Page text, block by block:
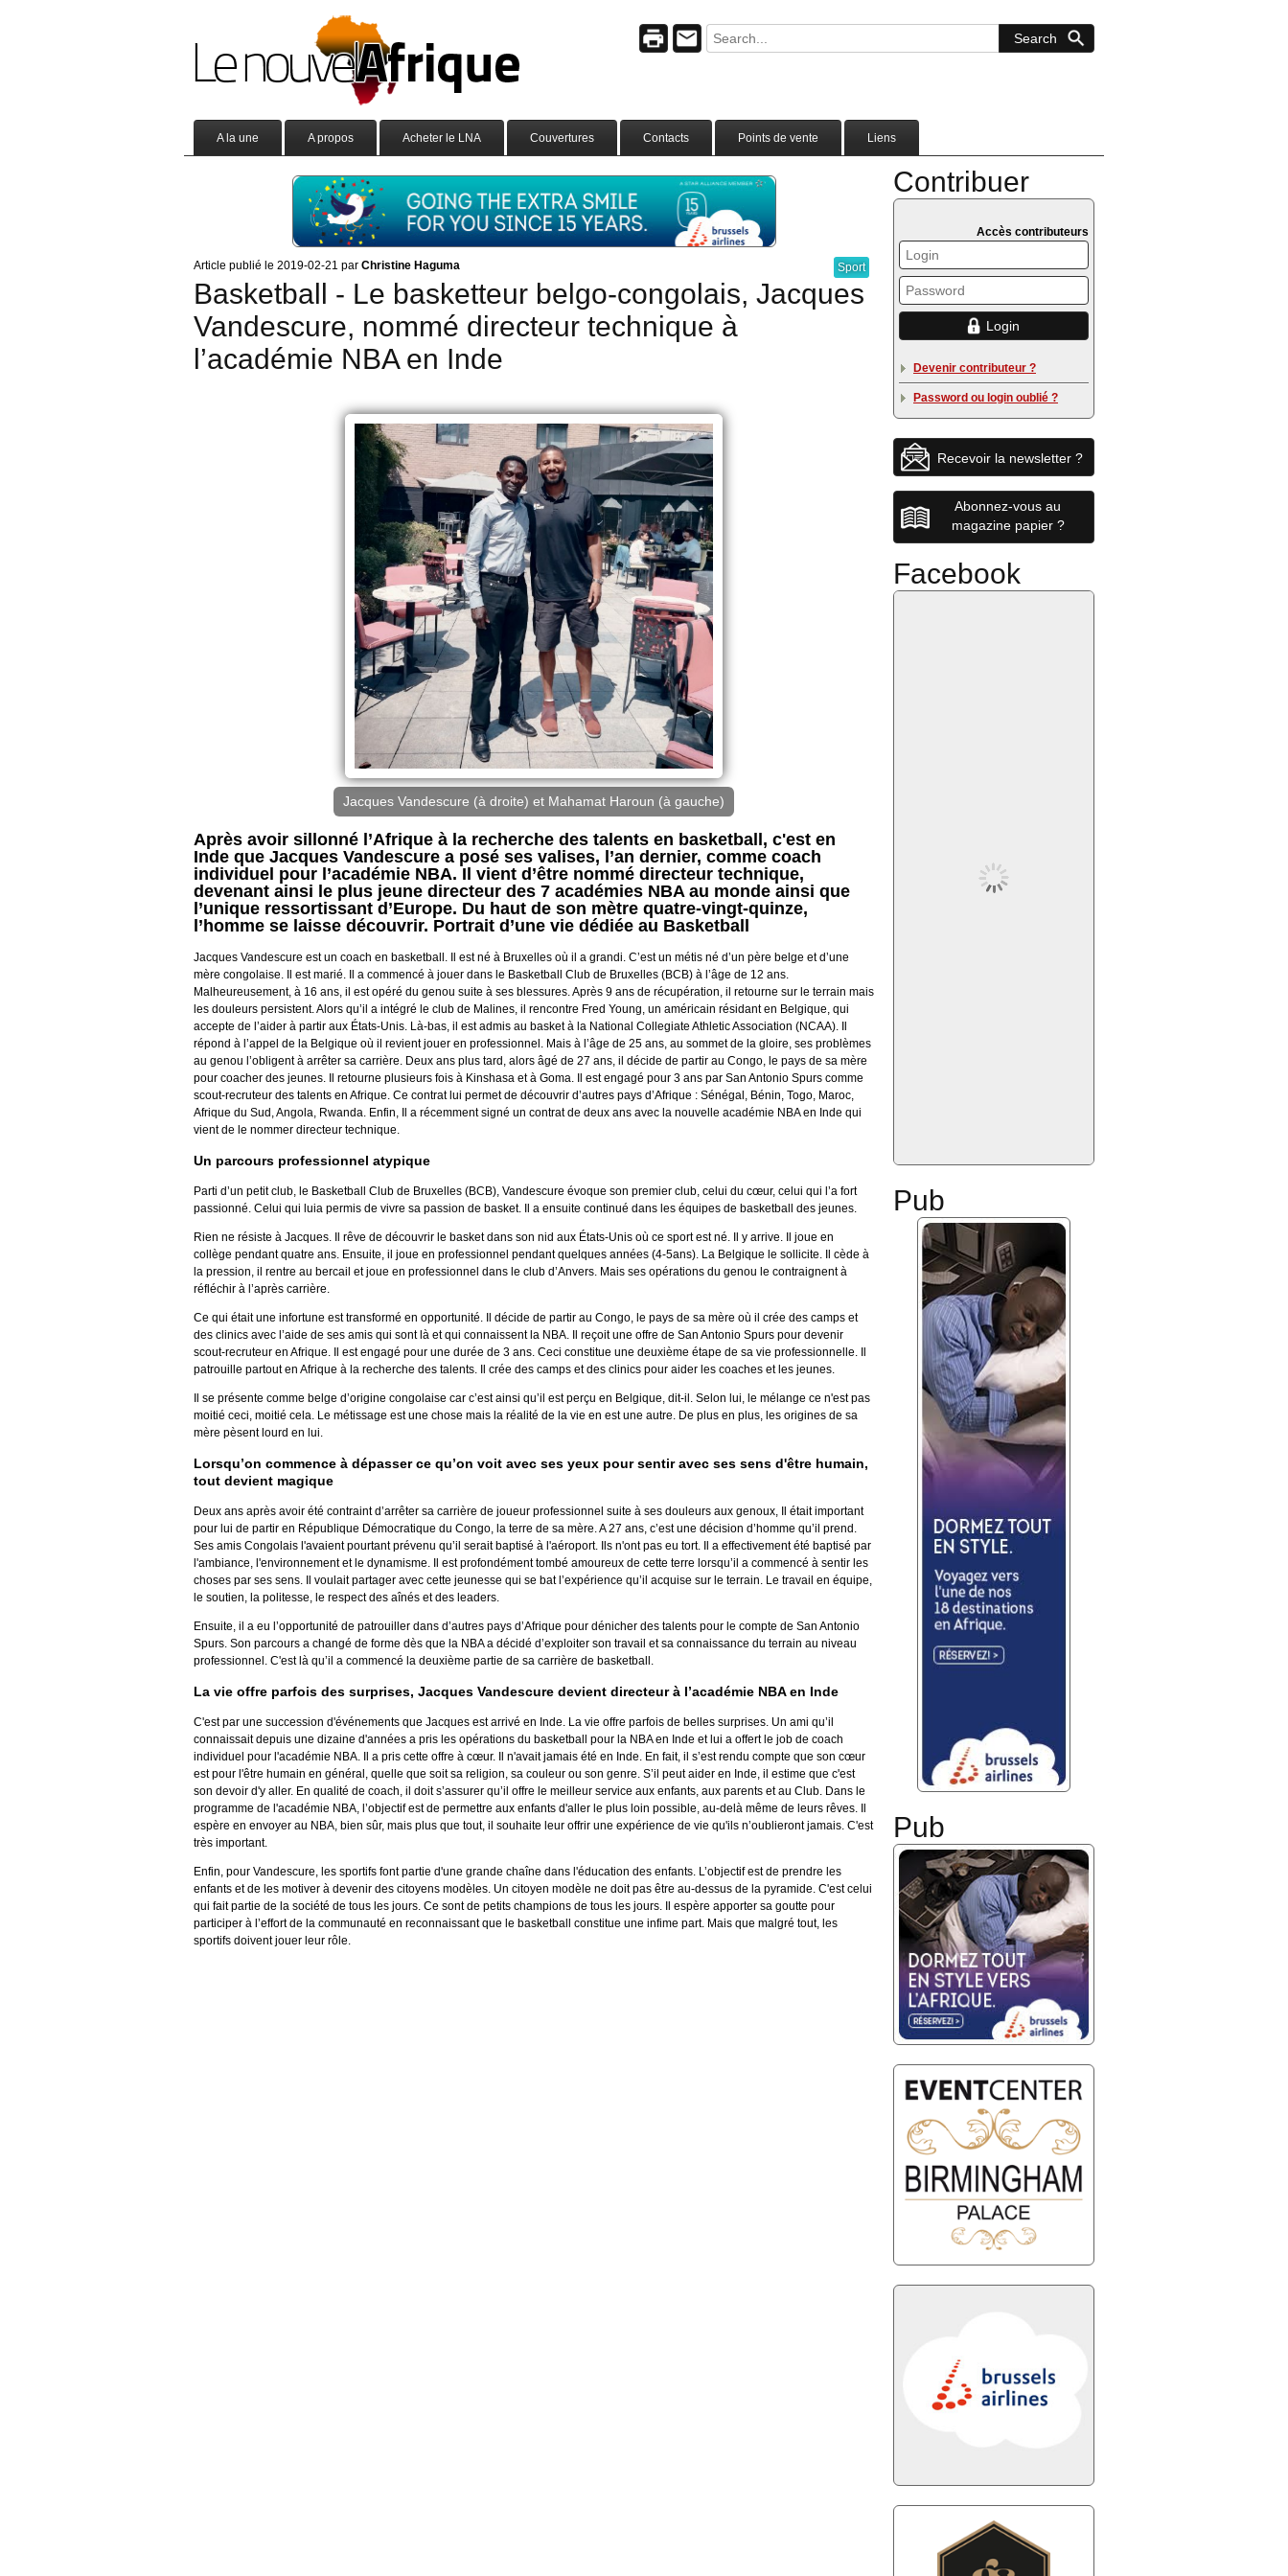
A la une A propos Acheter le LNA Couvertures Contacts Points de vente Liens
Article publié le 2019-02-21 par Christine Haguma Sport
Basketball - Le basketteur belgo-congolais, Jacques
Vandescure, nommé directeur technique à
l’académie NBA en Inde
Jacques Vandescure (à droite) et Mahamat Haroun (à gauche)
Après avoir sillonné l’Afrique à la recherche des talents en basketball, c'est en
Inde que Jacques Vandescure a posé ses valises, l’an dernier, comme coach
individuel pour l’académie NBA. Il vient d’être nommé directeur technique,
devenant ainsi le plus jeune directeur des 7 académies NBA au monde ainsi que
l’unique ressortissant d’Europe. Du haut de son mètre quatre-vingt-quinze,
l’homme se laisse découvrir. Portrait d’une vie dédiée au Basketball
Jacques Vandescure est un coach en basketball. Il est né à Bruxelles où il a grandi. C’est un métis né d’un père belge et d’une
mère congolaise. Il est marié. Il a commencé à jouer dans le Basketball Club de Bruxelles (BCB) à l’âge de 12 ans.
Malheureusement, à 16 ans, il est opéré du genou suite à ses blessures. Après 9 ans de récupération, il retourne sur le terrain mais
les douleurs persistent. Alors qu’il a intégré le club de Malines, il rencontre Fred Young, un américain résidant en Belgique, qui
accepte de l’aider à partir aux États-Unis. Là-bas, il est admis au basket à la National Collegiate Athletic Association (NCAA). Il
répond à l’appel de la Belgique où il revient jouer en professionnel. Mais à l’âge de 25 ans, au sommet de la gloire, ses problèmes
au genou l’obligent à arrêter sa carrière. Deux ans plus tard, alors âgé de 27 ans, il décide de partir au Congo, le pays de sa mère
pour coacher des jeunes. Il retourne plusieurs fois à Kinshasa et à Goma. Il est engagé pour 3 ans par San Antonio Spurs comme
scout-recruteur des talents en Afrique. Ce contrat lui permet de découvrir d’autres pays d’Afrique : Sénégal, Bénin, Togo, Maroc,
Afrique du Sud, Angola, Rwanda. Enfin, Il a récemment signé un contrat de deux ans avec la nouvelle académie NBA en Inde qui
vient de le nommer directeur technique.
Un parcours professionnel atypique
Parti d’un petit club, le Basketball Club de Bruxelles (BCB), Vandescure évoque son premier club, celui du cœur, celui qui l’a fort
passionné. Celui qui luia permis de vivre sa passion de basket. Il a ensuite continué dans les équipes de basketball des jeunes.
Rien ne résiste à Jacques. Il rêve de découvrir le basket dans son nid aux États-Unis où ce sport est né. Il y arrive. Il joue en
collège pendant quatre ans. Ensuite, il joue en professionnel pendant quelques années (4-5ans). La Belgique le sollicite. Il cède à
la pression, il rentre au bercail et joue en professionnel dans le club d’Anvers. Mais ses opérations du genou le contraignent à
réfléchir à l’après carrière.
Ce qui était une infortune est transformé en opportunité. Il décide de partir au Congo, le pays de sa mère où il crée des camps et
des clinics avec l’aide de ses amis qui sont là et qui connaissent la NBA. Il reçoit une offre de San Antonio Spurs pour devenir
scout-recruteur en Afrique. Il est engagé pour une durée de 3 ans. Ceci constitue une deuxième étape de sa vie professionnelle. Il
patrouille partout en Afrique à la recherche des talents. Il crée des camps et des clinics pour aider les coaches et les jeunes.
Il se présente comme belge d’origine congolaise car c’est ainsi qu’il est perçu en Belgique, dit-il. Selon lui, le mélange ce n'est pas
moitié ceci, moitié cela. Le métissage est une chose mais la réalité de la vie en est une autre. De plus en plus, les origines de sa
mère pèsent lourd en lui.
Lorsqu’on commence à dépasser ce qu’on voit avec ses yeux pour sentir avec ses sens d'être humain,
tout devient magique
Deux ans après avoir été contraint d’arrêter sa carrière de joueur professionnel suite à ses douleurs aux genoux, Il était important
pour lui de partir en République Démocratique du Congo, la terre de sa mère. A 27 ans, c’est une décision d’homme qu’il prend.
Ses amis Congolais l'avaient pourtant prévenu qu’il serait baptisé à l'aéroport. Ils n'ont pas eu tort. Il a effectivement été baptisé par
l'ambiance, l'environnement et le dynamisme. Il est profondément tombé amoureux de cette terre lorsqu’il a commencé à sentir les
choses par ses sens. Il voulait partager avec cette jeunesse qui se bat l’expérience qu’il acquise sur le terrain. Le travail en équipe,
le soutien, la politesse, le respect des aînés et des leaders.
Ensuite, il a eu l’opportunité de patrouiller dans d’autres pays d’Afrique pour dénicher des talents pour le compte de San Antonio
Spurs. Son parcours a changé de forme dès que la NBA a décidé d’exploiter son travail et sa connaissance du terrain au niveau
professionnel. C'est là qu’il a commencé la deuxième partie de sa carrière de basketball.
La vie offre parfois des surprises, Jacques Vandescure devient directeur à l’académie NBA en Inde
C'est par une succession d'événements que Jacques est arrivé en Inde. La vie offre parfois de belles surprises. Un ami qu’il
connaissait depuis une dizaine d'années a pris les opérations du basketball pour la NBA en Inde et lui a offert le job de coach
individuel pour l'académie NBA. Il a pris cette offre à cœur. Il n'avait jamais été en Inde. En fait, il s’est rendu compte que son cœur
est pour l'être humain en général, quelle que soit sa religion, sa couleur ou son genre. S’il peut aider en Inde, il estime que c'est
son devoir d'y aller. En qualité de coach, il doit s’assurer qu’il offre le meilleur service aux enfants, aux parents et au Club. Dans le
programme de l'académie NBA, l’objectif est de permettre aux enfants d'aller le plus loin possible, au-delà même de leurs rêves. Il
espère en envoyer au NBA, bien sûr, mais plus que tout, il souhaite leur offrir une expérience de vie qu'ils n’oublieront jamais. C'est
très important.
Enfin, pour Vandescure, les sportifs font partie d'une grande chaîne dans l'éducation des enfants. L’objectif est de prendre les
enfants et de les motiver à devenir des citoyens modèles. Un citoyen modèle ne doit pas être au-dessus de la pyramide. C'est celui
qui fait partie de la société de tous les jours. Ce sont de petits champions de tous les jours. Il espère apporter sa goutte pour
participer à l’effort de la communauté en reconnaissant que le basketball constitue une infime part. Mais que malgré tout, les
sportifs doivent jouer leur rôle.
Contribuer
Accès contributeurs
Devenir contributeur ?
Password ou login oublié ?
Recevoir la newsletter ?
Abonnez-vous au
magazine papier ?
Facebook
Pub
Pub